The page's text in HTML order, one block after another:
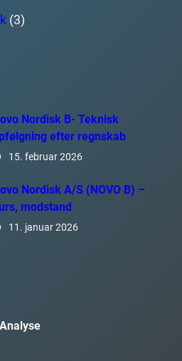
(3)
Nordisk B- Teknisk
efter regnskab
15. februar 2026
Nordisk A/S (NOVO B) –
modstand
11. januar 2026